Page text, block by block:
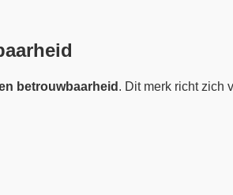
betrouwbaarheid . Dit merk richt zich